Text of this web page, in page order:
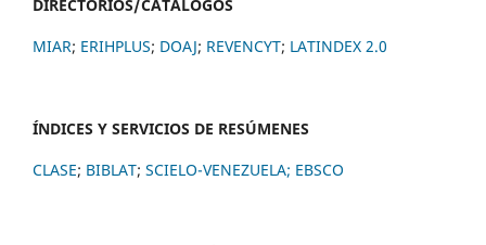
DIRECTORIOS/CATALÓGOS
MIAR; ERIHPLUS; DOAJ; REVENCYT; LATINDEX 2.0
ÍNDICES Y SERVICIOS DE RESÚMENES
CLASE; BIBLAT; SCIELO-VENEZUELA; EBSCO